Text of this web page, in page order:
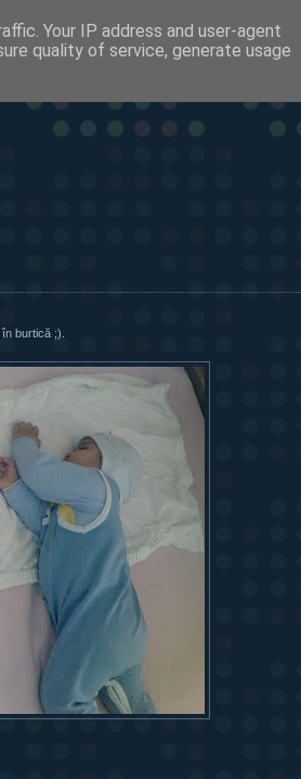
burtică ;).
Your IP address and user-agent
quality of service, generate usage